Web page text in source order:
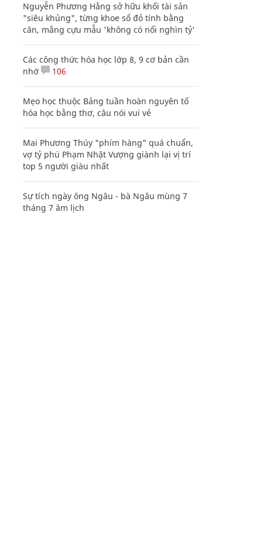
Nguyễn Phương Hằng sở hữu khối tài sản
"siêu khủng", từng khoe sổ đỏ tính bằng
cân, mắng cựu mẫu 'không có nổi nghìn tỷ'
Các công thức hóa học lớp 8, 9 cơ bản cần
nhớ
106
Mẹo học thuộc Bảng tuần hoàn nguyên tố
hóa học bằng thơ, câu nói vui vẻ
Mai Phương Thúy "phím hàng" quá chuẩn,
vợ tỷ phú Phạm Nhật Vượng giành lại vị trí
top 5 người giàu nhất
Sự tích ngày ông Ngâu - bà Ngâu mùng 7
tháng 7 âm lịch